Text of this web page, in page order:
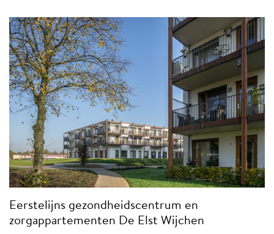
Eerstelijns gezondheidscentrum en
zorgappartementen De Elst Wijchen